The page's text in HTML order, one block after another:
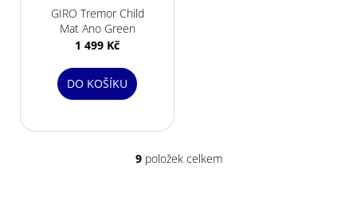
GIRO Tremor Child
Mat Ano Green
1 499 Kč
DO KOŠÍKU
O
9položek celkem